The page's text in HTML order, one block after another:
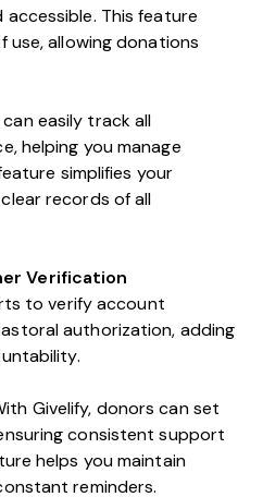
This feature
allowing donations
can easily track all
helping you manage
simplifies your
records of all
Verification
to verify account
authorization, adding
Givelify, donors can set
consistent support
helps you maintain
reminders.